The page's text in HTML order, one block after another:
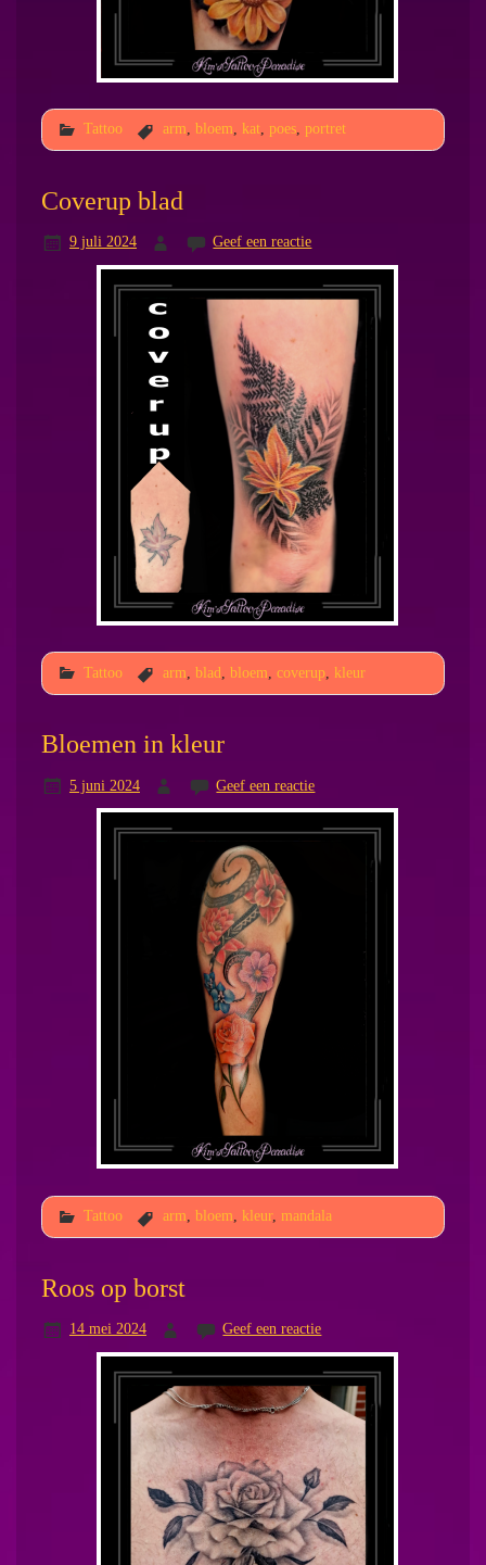
Tattoo arm, bloem, kat, poes, portret
Coverup blad
9 juli 2024 Geef een reactie
Tattoo arm blad bloem coverup, kleur
Bloemen in kleur
5 juni 2024 Geef een reactie
Tattoo arm bloem kleur, mandala
Roos op borst
14 mei 2024 Geef een reactie